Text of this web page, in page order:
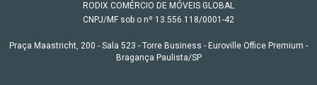
RODIX COMÉRCIO DE MÓVEIS GLOBAL
CNPJ/MF sob o nº 13.556.118/0001-42
Praça Maastricht, 200 - Sala 523 - Torre Business - Euroville Office Premium -
Bragança Paulista/SP